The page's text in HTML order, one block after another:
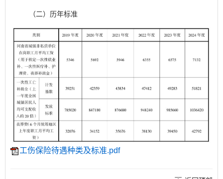
（二）历年标准
工伤保险待遇种类及标准.pdf